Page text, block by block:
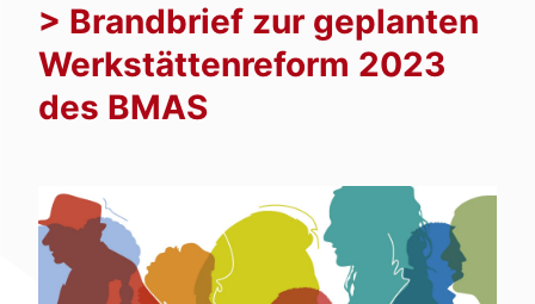
> Brandbrief zur geplanten
Werkstättenreform 2023
des BMAS